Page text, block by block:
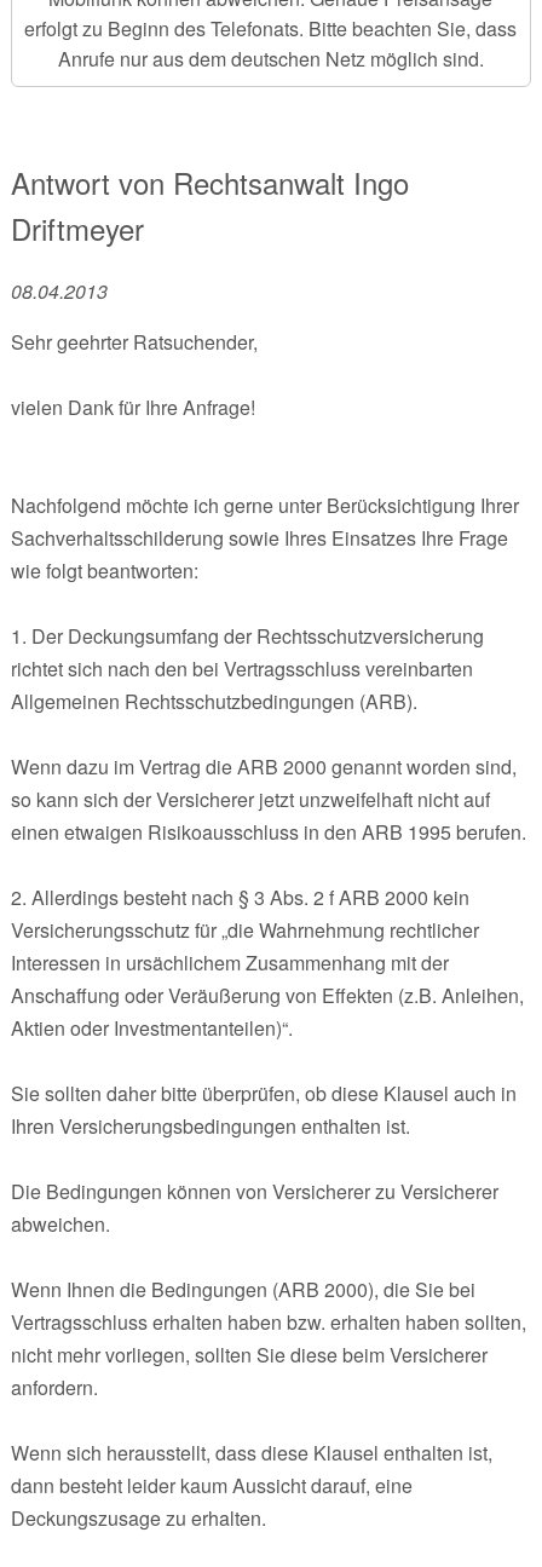
erfolgt zu Beginn des Telefonats. Bitte beachten Sie, dass
Anrufe nur aus dem deutschen Netz möglich sind.
Antwort von Rechtsanwalt Ingo
Driftmeyer
08.04.2013
Sehr geehrter Ratsuchender,
vielen Dank für Ihre Anfrage!
Nachfolgend möchte ich gerne unter Berücksichtigung Ihrer
Sachverhaltsschilderung sowie Ihres Einsatzes Ihre Frage
wie folgt beantworten:
1. Der Deckungsumfang der Rechtsschutzversicherung
richtet sich nach den bei Vertragsschluss vereinbarten
Allgemeinen Rechtsschutzbedingungen (ARB).
Wenn dazu im Vertrag die ARB 2000 genannt worden sind,
so kann sich der Versicherer jetzt unzweifelhaft nicht auf
einen etwaigen Risikoausschluss in den ARB 1995 berufen.
2. Allerdings besteht nach § 3 Abs. 2 f ARB 2000 kein
Versicherungsschutz für „die Wahrnehmung rechtlicher
Interessen in ursächlichem Zusammenhang mit der
Anschaffung oder Veräußerung von Effekten (z.B. Anleihen,
Aktien oder Investmentanteilen)“.
Sie sollten daher bitte überprüfen, ob diese Klausel auch in
Ihren Versicherungsbedingungen enthalten ist.
Die Bedingungen können von Versicherer zu Versicherer
abweichen.
Wenn Ihnen die Bedingungen (ARB 2000), die Sie bei
Vertragsschluss erhalten haben bzw. erhalten haben sollten,
nicht mehr vorliegen, sollten Sie diese beim Versicherer
anfordern.
Wenn sich herausstellt, dass diese Klausel enthalten ist,
dann besteht leider kaum Aussicht darauf, eine
Deckungszusage zu erhalten.